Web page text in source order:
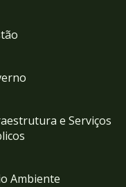
e Serviços
Ambiente